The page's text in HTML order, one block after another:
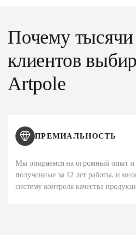
Почему тысячи
клиентов
Artpole
ПРЕМИАЛЬНОСТЬ
Мы опираемся на огромный опыт и
полученные за 12 лет работы, и
систему контроля качества